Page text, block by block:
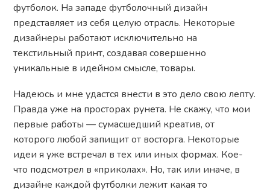
футболок. На западе футболочный дизайн
представляет из себя целую отрасль. Некоторые
дизайнеры работают исключительно на
текстильный принт, создавая совершенно
уникальные в идейном смысле, товары.
Надеюсь и мне удастся внести в это дело свою лепту.
Правда уже на просторах рунета. Не скажу, что мои
первые работы — сумасшедший креатив, от
которого любой запищит от восторга. Некоторые
идеи я уже встречал в тех или иных формах. Кое-
что подсмотрел в «приколах». Но, так или иначе, в
дизайне каждой футболки лежит какая то